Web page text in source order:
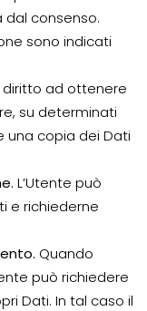
dal consenso.
sono indicati
diritto ad ottenere
su determinati
copia dei Dati
L’Utente può
e richiederne
Quando
può richiedere
Dati. In tal caso il